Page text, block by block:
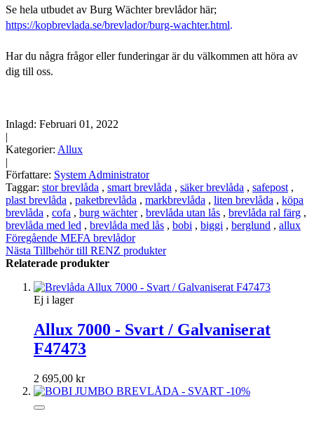
Se hela utbudet av Burg Wächter brevlådor här;
https://kopbrevlada.se/brevlador/burg-wachter.html.
Har du några frågor eller funderingar är du välkommen att höra av
dig till oss.
Inlagd: Februari 01, 2022
|
Kategorier: Allux
|
Författare: System Administrator
Taggar: stor brevlåda , smart brevlåda , säker brevlåda , safepost ,
plast brevlåda , paketbrevlåda , markbrevlåda , liten brevlåda , köpa
brevlåda , cofa , burg wächter, brevlåda utan lås , brevlåda ral färg ,
brevlåda med led , brevlåda med lås , bobi , biggi , berglund , allux
Föregående MEFA brevlådor
Nästa Tillbehör till RENZ produkter
Relaterade produkter
Ej i lager
Allux 7000 - Svart / Galvaniserat
F47473
2 695,00 kr
-10%